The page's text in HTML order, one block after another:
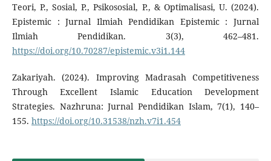
Teori, P., Sosial, P., Psikososial, P., & Optimalisasi, U. (2024).
Epistemic : Jurnal Ilmiah Pendidikan Epistemic : Jurnal
Ilmiah Pendidikan. 3(3), 462–481.
https://doi.org/10.70287/epistemic.v3i1.144
Zakariyah. (2024). Improving Madrasah Competitiveness
Through Excellent Islamic Education Development
Strategies. Nazhruna: Jurnal Pendidikan Islam, 7(1), 140–
155. https://doi.org/10.31538/nzh.v7i1.454